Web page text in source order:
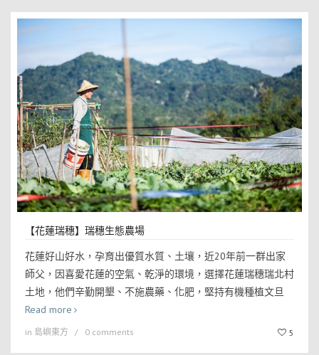
【花蓮瑞穗】瑞穗生態農場
花蓮好山好水，孕育出優質水質、土壤，近20年前一群出家
師父，因喜愛花蓮的空氣、乾淨的環境，選擇花蓮瑞穗瑞北村
土地，他們辛勤開墾、不施農藥、化肥，堅持有機種植文旦
Read more
in 島嶼東方 0 comments 5